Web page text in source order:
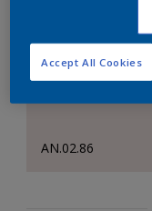
AN.02.86
Accept All Cookies